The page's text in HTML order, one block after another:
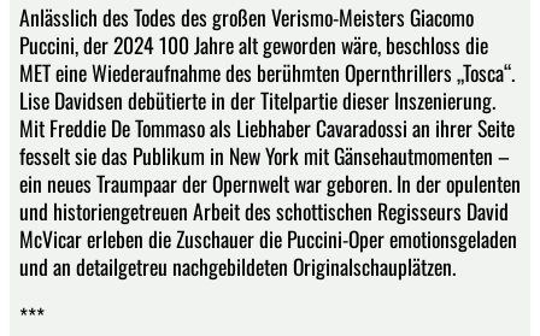
Anlässlich des Todes des großen Verismo-Meisters Giacomo
Puccini, der 2024 100 Jahre alt geworden wäre, beschloss die
MET eine Wiederaufnahme des berühmten Opernthrillers „Tosca“.
Lise Davidsen debütierte in der Titelpartie dieser Inszenierung.
Mit Freddie De Tommaso als Liebhaber Cavaradossi an ihrer Seite
fesselt sie das Publikum in New York mit Gänsehautmomenten –
ein neues Traumpaar der Opernwelt war geboren. In der opulenten
und historiengetreuen Arbeit des schottischen Regisseurs David
McVicar erleben die Zuschauer die Puccini-Oper emotionsgeladen
und an detailgetreu nachgebildeten Originalschauplätzen.
***